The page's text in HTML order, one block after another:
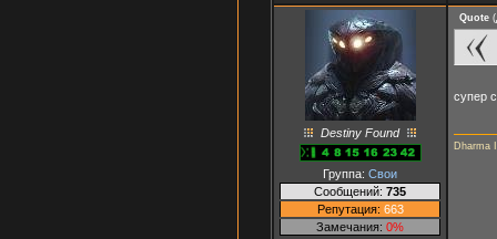
Destiny Found
Группа: Свои
Сообщений: 735
Репутация: 663
Замечания: 0%
Quote (
супер
Dharma